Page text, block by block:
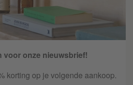
voor onze nieuwsbrief!
korting op je volgende aankoop.